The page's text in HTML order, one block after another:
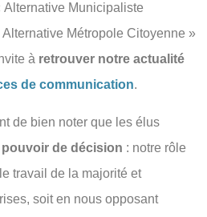
Municipaliste
Métropole Citoyenne »
à retrouver notre actualité
de communication.
de bien noter que les élus
de décision : notre rôle
travail de la majorité et
soit en nous opposant